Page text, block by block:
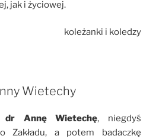
jak i życiowej.
koleżanki i koledzy
Wietechy
dr Annę Wietechę, niegdyś
Zakładu, a potem badaczkę